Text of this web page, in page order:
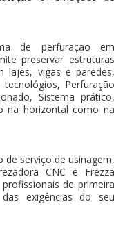
de perfuração em
preservar estruturas
lajes, vigas e paredes,
Perfuração
Sistema prático,
na horizontal como na
de serviço de usinagem,
CNC e Frezza
de primeira
exigências do seu